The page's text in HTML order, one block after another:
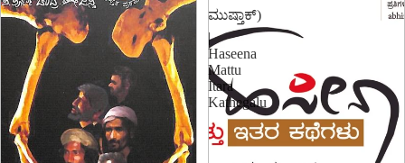
ಮುಷ್ತಾಕ್)
|
Haseena
Mattu
Itara
Kathegalu